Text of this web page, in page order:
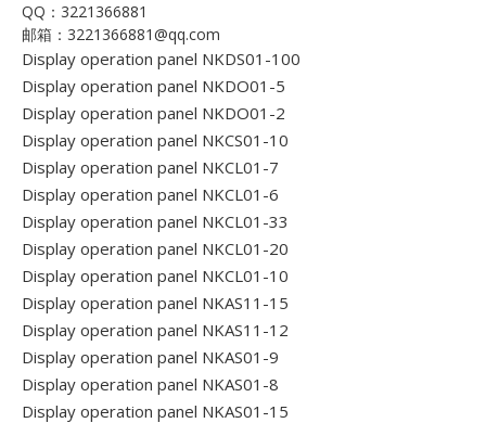
QQ：3221366881
邮箱：3221366881@qq.com
Display operation panel NKDS01-100
Display operation panel NKDO01-5
Display operation panel NKDO01-2
Display operation panel NKCS01-10
Display operation panel NKCL01-7
Display operation panel NKCL01-6
Display operation panel NKCL01-33
Display operation panel NKCL01-20
Display operation panel NKCL01-10
Display operation panel NKAS11-15
Display operation panel NKAS11-12
Display operation panel NKAS01-9
Display operation panel NKAS01-8
Display operation panel NKAS01-15